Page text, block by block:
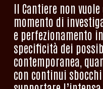
Il Cantiere non
momento di
e perfezionamento
specificità dei
contemporanea,
con continui